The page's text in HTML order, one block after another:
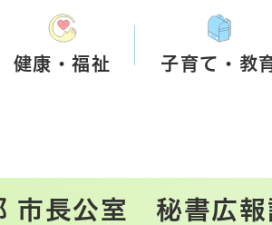
健康・福祉 子育て・教
市長公室 秘書広